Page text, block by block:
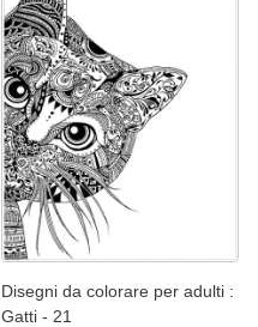
Disegni da colorare per adulti :
Gatti - 21